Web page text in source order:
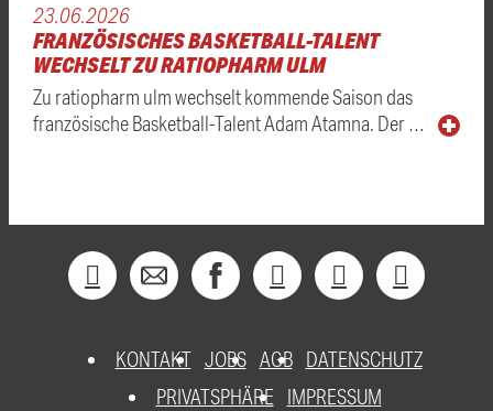
23.06.2026
FRANZÖSISCHES BASKETBALL-TALENT
WECHSELT ZU RATIOPHARM ULM
Zu ratiopharm ulm wechselt kommende Saison das
französische Basketball-Talent Adam Atamna. Der …
KONTAKT JOBS AGB DATENSCHUTZ
PRIVATSPHÄRE
IMPRESSUM